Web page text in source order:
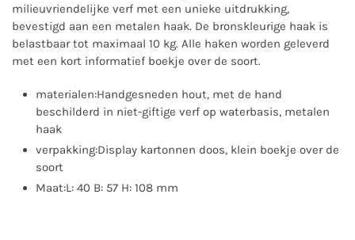
milieuvriendelijke verf met een unieke uitdrukking,
bevestigd aan een metalen haak. De bronskleurige haak is
belastbaar tot maximaal 10 kg. Alle haken worden geleverd
met een kort informatief boekje over de soort.
materialen:Handgesneden hout, met de hand
beschilderd in niet-giftige verf op waterbasis, metalen
haak
verpakking:Display kartonnen doos, klein boekje over de
soort
Maat:L: 40 B: 57 H: 108 mm